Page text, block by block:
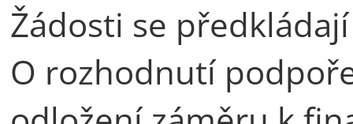
Žádosti se
O rozhodnutí